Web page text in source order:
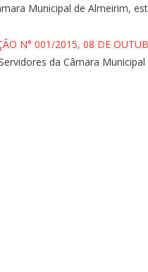
Municipal de Almeirim,
N° 001/2015, 08 DE
da Câmara